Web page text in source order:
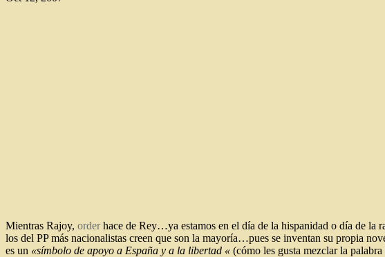
Mientras Rajoy, orderhace de Rey…ya estamos en el día de la hispanidad o día de la
los del PP más nacionalistas creen que son la mayoría…pues se inventan su propia
es un «símbolo de apoyo a España y a la libertad « (cómo les gusta mezclar la